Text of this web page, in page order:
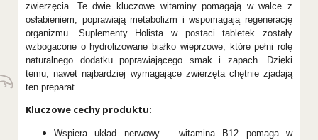
zwierzęcia. Te dwie kluczowe witaminy pomagają w walce z
osłabieniem, poprawiają metabolizm i wspomagają regenerację
organizmu. Suplementy Holista w postaci tabletek zostały
wzbogacone o hydrolizowane białko wieprzowe, które pełni rolę
naturalnego dodatku poprawiającego smak i zapach. Dzięki
temu, nawet najbardziej wymagające zwierzęta chętnie zjadają
ten preparat.
Kluczowe cechy produktu:
Wspiera układ nerwowy – witamina B12 pomaga w